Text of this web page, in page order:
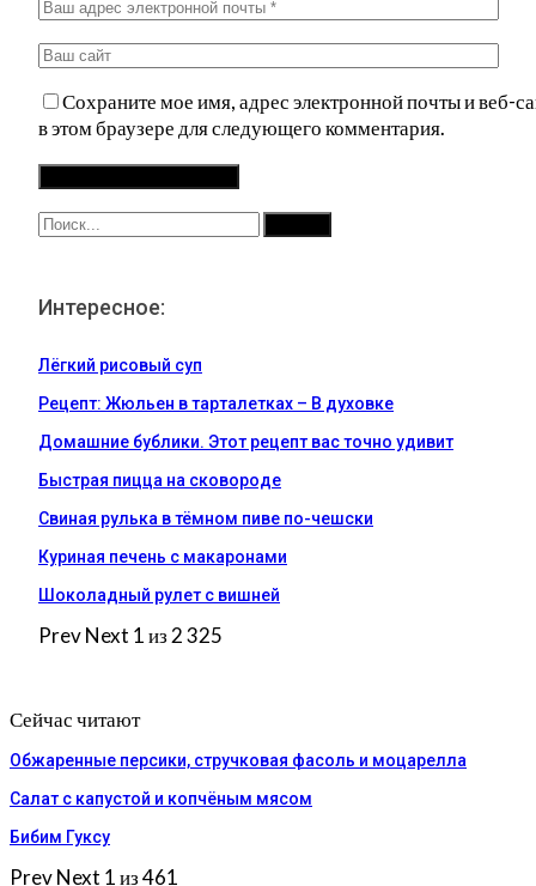
Сохраните мое имя, адрес электронной почты и веб-
в этом браузере для следующего комментария.
Интересное:
Лёгкий рисовый суп
Рецепт: Жюльен в тарталетках – В духовке
Домашние бублики. Этот рецепт вас точно удивит
Быстрая пицца на сковороде
Свиная рулька в тёмном пиве по-чешски
Куриная печень с макаронами
Шоколадный рулет с вишней
PrevNext 1 из 2 325
Сейчас читают
Обжаренные персики, стручковая фасоль и моцарелла
Салат с капустой и копчёным мясом
Бибим Гуксу
PrevNext 1 из 461